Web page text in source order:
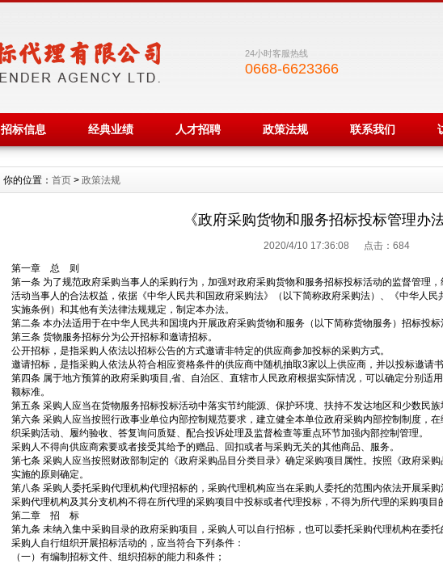
24小时客服热线
0668-6623366
招标信息 经典业绩 人才招聘 政策法规 联系我们
你的位置： 首页 > 政策法规
《政府采购货物和服务招标投标管理办
2020/4/10 17:36:08 点击： 684
第一章 总 则
第一条 为了规范政府采购当事人的采购行为，加强对政府采购货物和服务招标投标活动的监督管理
活动当事人的合法权益，依据《中华人民共和国政府采购法》（以下简称政府采购法）、《中华人
实施条例）和其他有关法律法规规定，制定本办法。
第二条 本办法适用于在中华人民共和国境内开展政府采购货物和服务（以下简称货物服务）招标投标
第三条 货物服务招标分为公开招标和邀请招标。
公开招标，是指采购人依法以招标公告的方式邀请非特定的供应商参加投标的采购方式。
邀请招标，是指采购人依法从符合相应资格条件的供应商中随机抽取3家以上供应商，并以投标邀请
第四条 属于地方预算的政府采购项目,省、自治区、直辖市人民政府根据实际情况，可以确定分别适
额标准。
第五条 采购人应当在货物服务招标投标活动中落实节约能源、保护环境、扶持不发达地区和少数民族
第六条 采购人应当按照行政事业单位内部控制规范要求，建立健全本单位政府采购内部控制制度，
织采购活动、履约验收、答复询问质疑、配合投诉处理及监督检查等重点环节加强内部控制管理。
采购人不得向供应商索要或者接受其给予的赠品、回扣或者与采购无关的其他商品、服务。
第七条 采购人应当按照财政部制定的《政府采购品目分类目录》确定采购项目属性。按照《政府采
实施的原则确定。
第八条 采购人委托采购代理机构代理招标的，采购代理机构应当在采购人委托的范围内依法开展采购
采购代理机构及其分支机构不得在所代理的采购项目中投标或者代理投标，不得为所代理的采购项目
第二章 招 标
第九条 未纳入集中采购目录的政府采购项目，采购人可以自行招标，也可以委托采购代理机构在委托
采购人自行组织开展招标活动的，应当符合下列条件：
（一）有编制招标文件、组织招标的能力和条件；